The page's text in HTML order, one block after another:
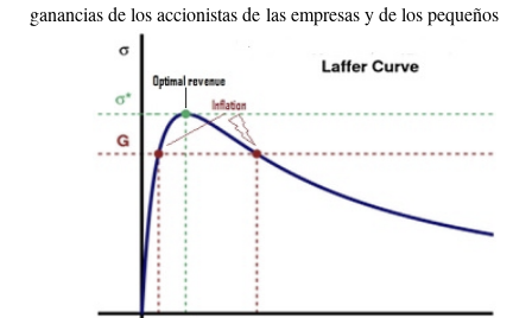
ganancias de los accionistas de lasempresas y de los pequeños